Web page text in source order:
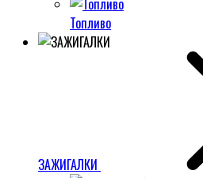
Топливо
ЗАЖИГАЛКИ